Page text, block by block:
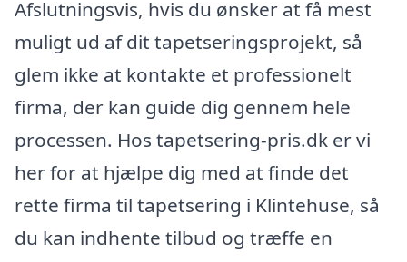
Afslutningsvis, hvis du ønsker at få mest
muligt ud af dit tapetseringsprojekt, så
glem ikke at kontakte et professionelt
firma, der kan guide dig gennem hele
processen. Hos tapetsering-pris.dk er vi
her for at hjælpe dig med at finde det
rette firma til tapetsering i Klintehuse, så
du kan indhente tilbud og træffe en